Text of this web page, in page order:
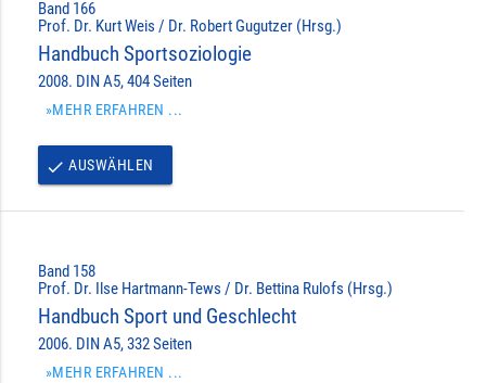
Band 166
Prof. Dr. Kurt Weis / Dr. Robert Gugutzer (Hrsg.)
Handbuch Sportsoziologie
2008. DIN A5, 404 Seiten
»MEHR ERFAHREN ...
done AUSWÄHLEN
Band 158
Prof. Dr. Ilse Hartmann-Tews / Dr. Bettina Rulofs (Hrsg.)
Handbuch Sport und Geschlecht
2006. DIN A5, 332 Seiten
»MEHR ERFAHREN ...